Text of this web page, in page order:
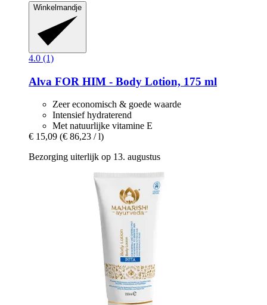
Winkelmandje
4.0 (1)
Alva FOR HIM -​ Body Lotion, 175 ml
Zeer economisch & goede waarde
Intensief hydraterend
Met natuurlijke vitamine E
€ 15,09 (€ 86,23 / l)
Bezorging uiterlijk op 13. augustus